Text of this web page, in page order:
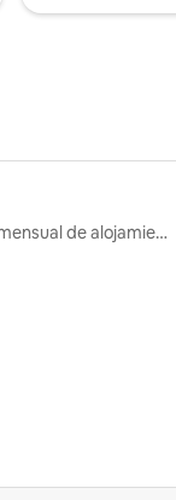
Renta mensual de alojamientos